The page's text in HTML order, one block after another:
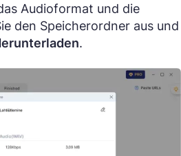
Audioformat und die
den Speicherordner aus und
.